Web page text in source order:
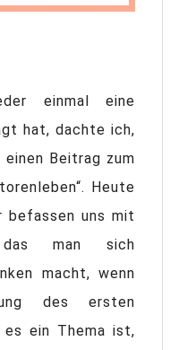
einmal eine
hat, dachte ich,
Beitrag zum
Heute
befassen uns mit
man sich
macht, wenn
des ersten
es ein Thema ist,